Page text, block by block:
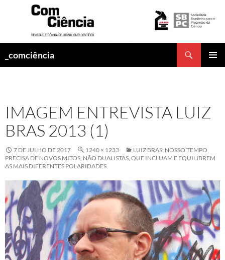
_comciência
IMAGEM ENTREVISTA LUIZ
BRAS 2013 (1)
7 DE JULHO DE 2017 1240 × 1233
LUIZ BRAS: NOSSO TEMPO
PRECISA DE NOVOS MITOS, NÃO DUALISTAS, QUE INCLUAM E EQUILIBREM
AS MAIS DIFERENTES POLARIDADES